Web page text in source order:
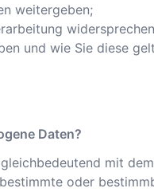
weitergeben;
und wie Sie diese
Daten?
mit
oder